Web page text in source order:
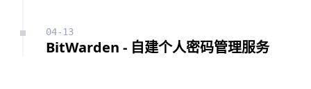
04-13
BitWarden - 自建个人密码管理服务